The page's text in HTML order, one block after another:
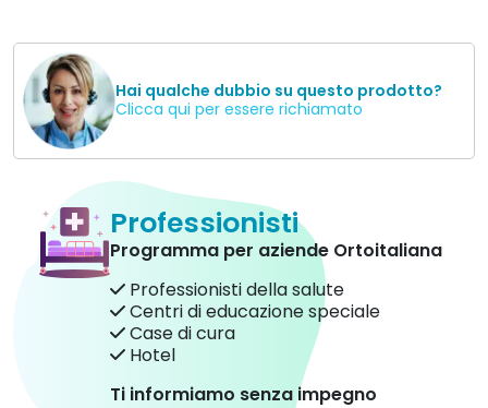
Hai qualche dubbio su questo prodotto?
Clicca qui per essere richiamato
Professionisti
Programma per aziende Ortoitaliana
Professionisti della salute
Centri di educazione speciale
Case di cura
Hotel
Ti informiamo senza impegno